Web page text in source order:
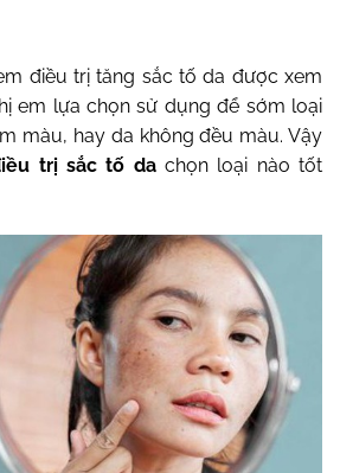
điều trị tăng sắc tố da được xem
em lựa chọn sử dụng để sớm loại
màu, hay da không đều màu. Vậy
trị sắc tố dachọn loại nào tốt